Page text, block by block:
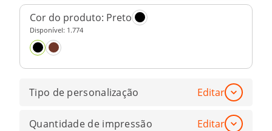
Cor do produto: Preto
Disponível: 1.774
Tipo de personalização Editar
Quantidade de impressão Editar